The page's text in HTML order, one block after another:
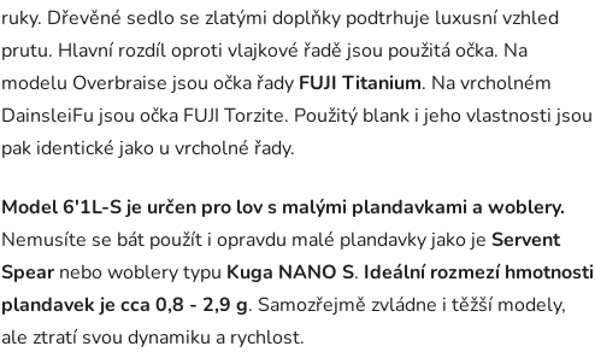
ruky. Dřevěné sedlo se zlatými doplňky podtrhuje luxusní vzhled
prutu. Hlavní rozdíl oproti vlajkové řadě jsou použitá očka. Na
modelu Overbraise jsou očka řady FUJI Titanium. Na vrcholném
DainsleiFu jsou očka FUJI Torzite. Použitý blank i jeho vlastnosti jsou
pak identické jako u vrcholné řady.
Model6'1L-S je určen pro lov s malými plandavkami a woblery.
Nemusíte se bát použít i opravdu malé plandavky jako je Servent
Spear nebo woblery typu Kuga NANO S. Ideální rozmezí hmotnosti
plandavek je cca 0,8 - 2,9 g. Samozřejmě zvládne i těžší modely,
ale ztratí svou dynamiku a rychlost.